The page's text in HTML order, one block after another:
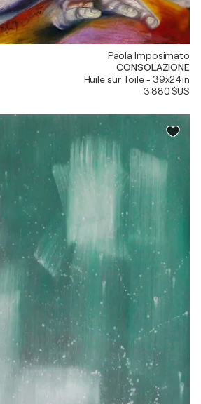
Paola Imposimato
CONSOLAZIONE
Huile sur Toile - 39x24in
3 880 $US